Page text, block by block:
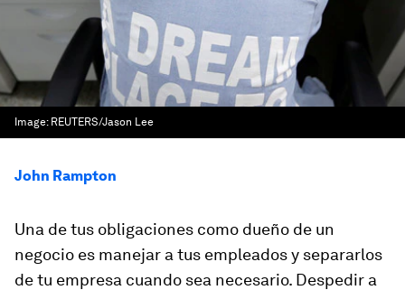
Image: REUTERS/Jason Lee
John Rampton
Una de tus obligaciones como dueño de un
negocio es manejar a tus empleados y separarlos
de tu empresa cuando sea necesario. Despedir a